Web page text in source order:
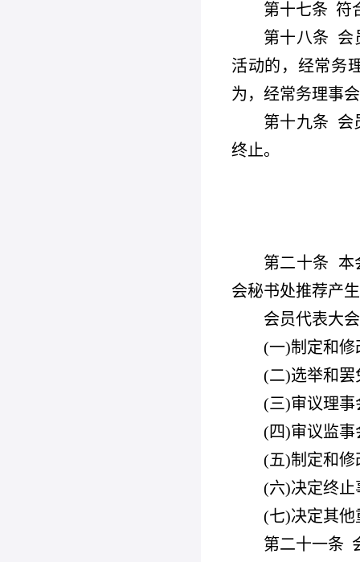
第十七条 符
第十八条 会
活动的，经常务
为，经常务理事
第十九条 会
终止。
第二十条
本
会秘书处推荐产
会员代表大
(一)制定和修
(二)选举和
(三)审议理
(四)审议监
(五)制定和
(六)决定终止
(七)决定其
第二十一条